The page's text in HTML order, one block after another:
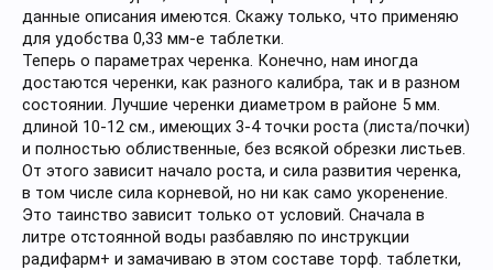
данные описания имеются. Скажу только, что применяю
для удобства 0,33 мм-е таблетки.
Теперь о параметрах черенка. Конечно, нам иногда
достаются черенки, как разного калибра, так и в разном
состоянии. Лучшие черенки диаметром в районе 5 мм.
длиной 10-12 см., имеющих 3-4 точки роста (листа/почки)
и полностью облиственные, без всякой обрезки листьев.
От этого зависит начало роста, и сила развития черенка,
в том числе сила корневой, но ни как само укоренение.
Это таинство зависит только от условий. Сначала в
литре отстоянной воды разбавляю по инструкции
радифарм+ и замачиваю в этом составе торф. таблетки,